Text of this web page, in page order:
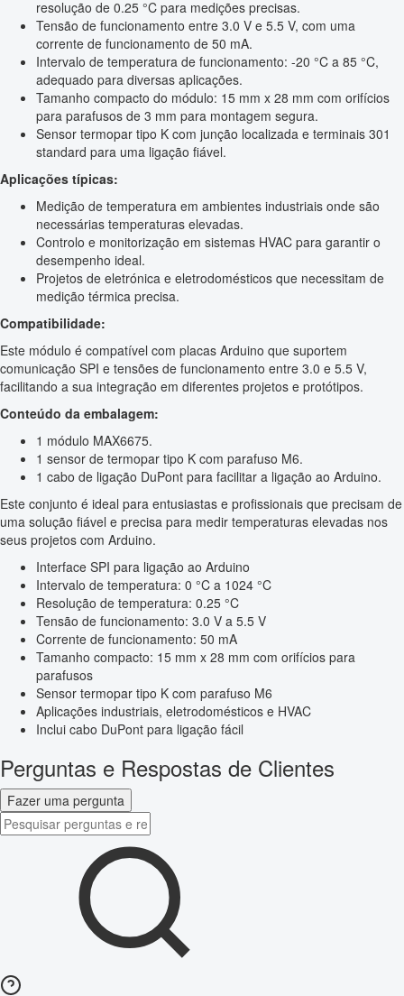
resolução de 0.25 °C para medições precisas.
Tensão de funcionamento entre 3.0 V e 5.5 V, com uma
corrente de funcionamento de 50 mA.
Intervalo de temperatura de funcionamento: -20 °C a 85 °C,
adequado para diversas aplicações.
Tamanho compacto do módulo: 15 mm x 28 mm com orifícios
para parafusos de 3 mm para montagem segura.
Sensor termopar tipo K com junção localizada e terminais 301
standard para uma ligação fiável.
Aplicações típicas:
Medição de temperatura em ambientes industriais onde são
necessárias temperaturas elevadas.
Controlo e monitorização em sistemas HVAC para garantir o
desempenho ideal.
Projetos de eletrónica e eletrodomésticos que necessitam de
medição térmica precisa.
Compatibilidade:
Este módulo é compatível com placas Arduino que suportem
comunicação SPI e tensões de funcionamento entre 3.0 e 5.5 V,
facilitando a sua integração em diferentes projetos e protótipos.
Conteúdo da embalagem:
1 módulo MAX6675.
1 sensor de termopar tipo K com parafuso M6.
1 cabo de ligação DuPont para facilitar a ligação ao Arduino.
Este conjunto é ideal para entusiastas e profissionais que precisam de
uma solução fiável e precisa para medir temperaturas elevadas nos
seus projetos com Arduino.
Interface SPI para ligação ao Arduino
Intervalo de temperatura: 0 °C a 1024 °C
Resolução de temperatura: 0.25 °C
Tensão de funcionamento: 3.0 V a 5.5 V
Corrente de funcionamento: 50 mA
Tamanho compacto: 15 mm x 28 mm com orifícios para
parafusos
Sensor termopar tipo K com parafuso M6
Aplicações industriais, eletrodomésticos e HVAC
Inclui cabo DuPont para ligação fácil
Perguntas e Respostas de Clientes
Fazer uma pergunta